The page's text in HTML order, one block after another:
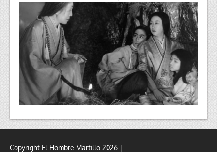
Copyright El Hombre Martillo 2026 |